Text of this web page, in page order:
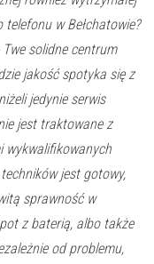
w Bełchatowie?
solidne centrum
jakość spotyka się z
jedynie serwis
jest traktowane z
wykwalifikowanych
jest gotowy,
sprawność w
z baterią, albo także
od problemu,